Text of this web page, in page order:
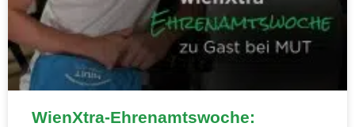
WienXtra-Ehrenamtswoche: